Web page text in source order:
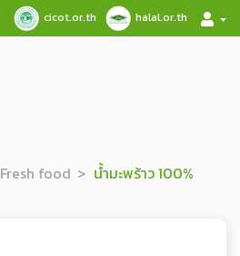
cicot.or.th halal.or.th
Fresh food น้ำมะพร้าว 100%